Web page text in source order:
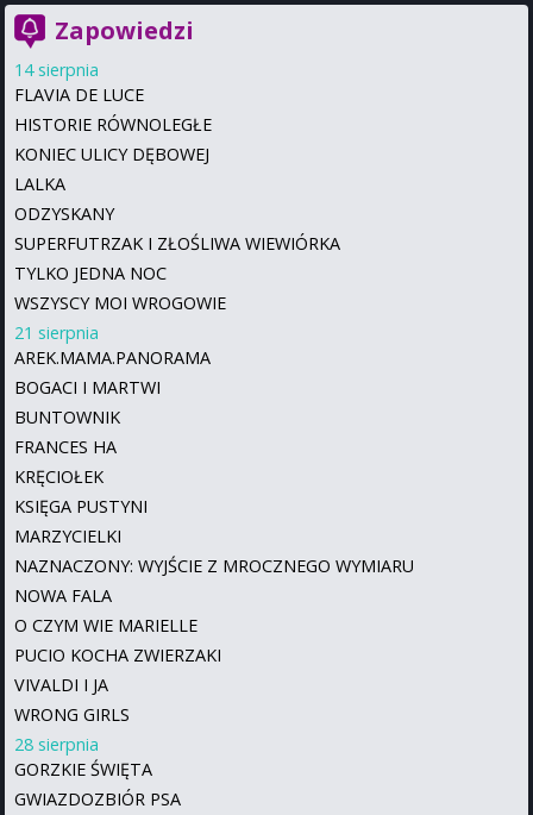
Zapowiedzi
14 sierpnia
FLAVIA DE LUCE
HISTORIE RÓWNOLEGŁE
KONIEC ULICY DĘBOWEJ
LALKA
ODZYSKANY
SUPERFUTRZAK I ZŁOŚLIWA WIEWIÓRKA
TYLKO JEDNA NOC
WSZYSCY MOI WROGOWIE
21 sierpnia
AREK.MAMA.PANORAMA
BOGACI I MARTWI
BUNTOWNIK
FRANCES HA
KRĘCIOŁEK
KSIĘGA PUSTYNI
MARZYCIELKI
NAZNACZONY: WYJŚCIE Z MROCZNEGO WYMIARU
NOWA FALA
O CZYM WIE MARIELLE
PUCIO KOCHA ZWIERZAKI
VIVALDI I JA
WRONG GIRLS
28 sierpnia
GORZKIE ŚWIĘTA
GWIAZDOZBIÓR PSA